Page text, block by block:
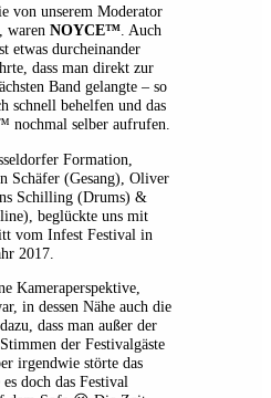
von unserem Moderator
waren NOYCE™. Auch
etwas durcheinander
dass man direkt zur
Band gelangte – so
schnell behelfen und das
nochmal selber aufrufen.
Formation,
Schäfer (Gesang), Oliver
Schilling (Drums) &
beglückte uns mit
vom Infest Festival in
2017.
Kameraperspektive,
in dessen Nähe auch die
dass man außer der
der Festivalgäste
irgendwie störte das
doch das Festival